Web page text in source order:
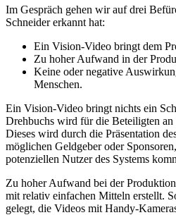
Im Gespräch gehen wir auf drei
Schneider erkannt hat:
Ein Vision-Video bringt dem
Zu hoher Aufwand in der
Keine oder negative
Menschen.
Ein Vision-Video bringt nichts ein
Drehbuchs wird für die Beteiligten an
Dieses wird durch die Präsentation
möglichen Geldgeber oder
potenziellen Nutzer des Systems
Zu hoher Aufwand bei der
mit relativ einfachen Mitteln erstellt.
gelegt, die Videos mit Handy-